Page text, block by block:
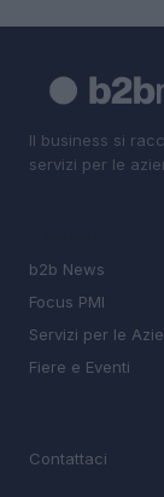
Il business si
servizi per le
b2b News
Focus PMI
Servizi per le
Fiere e Eventi
Contattaci